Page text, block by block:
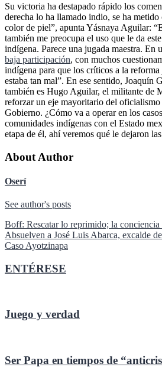
Su victoria ha destapado rápido los
derecha lo ha llamado indio, se ha metido
color de piel”, apunta Yásnaya Aguilar:
también me preocupa el uso que le da
indígena. Parece una jugada maestra. En
baja participación, con muchos
indígena para que los críticos a la
estaba tan mal”. En ese sentido, Joaquín
también es Hugo Aguilar, el militante de
reforzar un eje mayoritario del oficialismo
Gobierno. ¿Cómo va a operar en los
comunidades indígenas con el Estado
etapa de él, ahí veremos qué le dejaron
About Author
Oserí
See author's posts
Navegación
de
Boff: Rescatar lo reprimido; la conciencia
Absuelven a José Luis Abarca, excalde
Caso Ayotzinapa
ENTÉRESE
Juego y verdad
Ser Papa en tiempos de